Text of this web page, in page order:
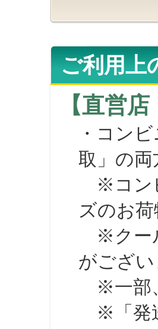
ご利用上
【直営
・コンビ
取」の
※コンビ
ズのお
※クール
がござい
※一部、
※「発送